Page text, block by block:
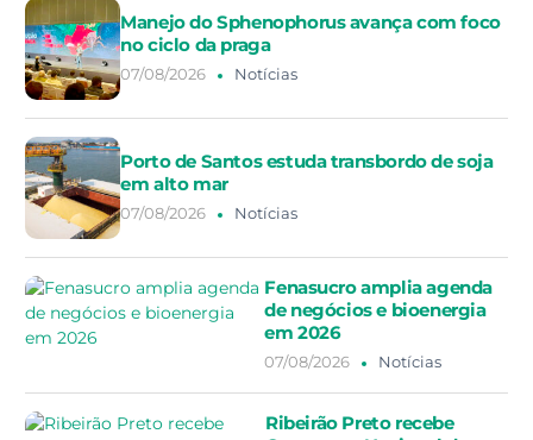
Manejo do Sphenophorus avança com foco
no ciclo da praga
07/08/2026 Notícias
Porto de Santos estuda transbordo de soja
em alto mar
07/08/2026 Notícias
Fenasucro amplia agenda
de negócios e bioenergia
em 2026
07/08/2026 Notícias
Ribeirão Preto recebe